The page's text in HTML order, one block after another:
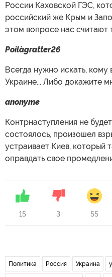
России Каховской ГЭС,
российский же Крым и
этом вопросе нас считают
Poilàgratter26
Всегда нужно искать, кому
Украине... Либо докажите
anonyme
Контрнаступления не
состоялось, произошел
устраивает Киев, который
оправдать свое
15 3 55
Политика Россия Украина